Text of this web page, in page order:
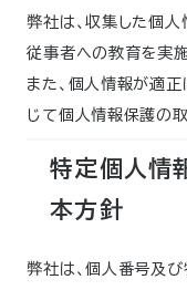
弊社は、収集した個
従事者への教育を実施
また、個人情報が適
じて個人情報保護の
特定個人情
本方針
弊社は、個人番号及び